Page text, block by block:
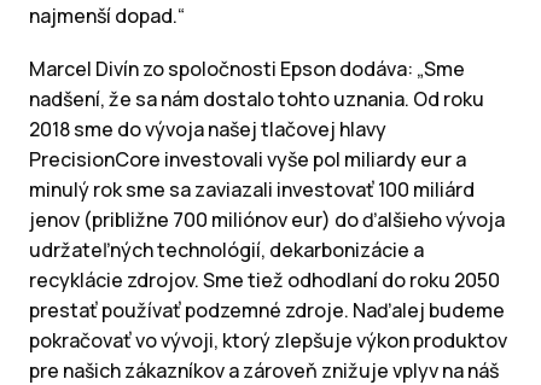
najmenší dopad.“
Marcel Divín zo spoločnosti Epson dodáva: „Sme
nadšení, že sa nám dostalo tohto uznania. Od roku
2018 sme do vývoja našej tlačovej hlavy
PrecisionCore investovali vyše pol miliardy eur a
minulý rok sme sa zaviazali investovať 100 miliárd
jenov (približne 700 miliónov eur) do ďalšieho vývoja
udržateľných technológií, dekarbonizácie a
recyklácie zdrojov. Sme tiež odhodlaní do roku 2050
prestať používať podzemné zdroje. Naďalej budeme
pokračovať vo vývoji, ktorý zlepšuje výkon produktov
pre našich zákazníkov a zároveň znižuje vplyv na náš